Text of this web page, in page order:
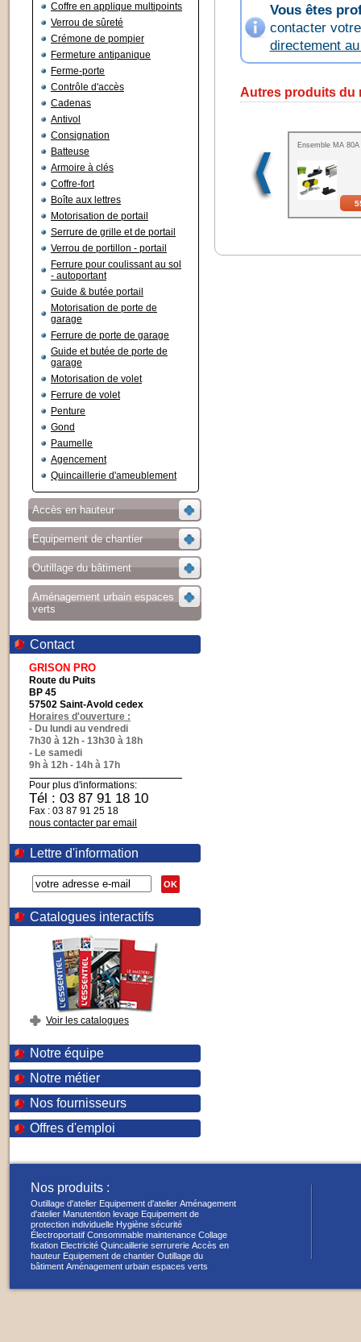
Coffre en applique multipoints
Verrou de sûreté
Crémone de pompier
Fermeture antipanique
Ferme-porte
Contrôle d'accès
Cadenas
Antivol
Consignation
Batteuse
Armoire à clés
Coffre-fort
Boîte aux lettres
Motorisation de portail
Serrure de grille et de portail
Verrou de portillon - portail
Ferrure pour coulissant au sol
- autoportant
Guide & butée portail
Motorisation de porte de
garage
Ferrure de porte de garage
Guide et butée de porte de
garage
Motorisation de volet
Ferrure de volet
Penture
Gond
Paumelle
Agencement
Quincaillerie d'ameublement
Accès en hauteur
Equipement de chantier
Outillage du bâtiment
Aménagement urbain espaces
verts
Contact
GRISON PRO
Route du Puits
BP 45
57502 Saint-Avold cedex
Horaires d'ouverture :
- Du lundi au vendredi
7h30 à 12h - 13h30 à 18h
- Le samedi
9h à 12h - 14h à 17h
Pour plus d'informations:
Tél : 03 87 91 18 10
Fax : 03 87 91 25 18
nous contacter par email
Lettre d'information
OK
Catalogues interactifs
Voir les catalogues
Notre équipe
Notre métier
Nos fournisseurs
Offres d'emploi
Vous êtes
contacter
directement
Autres produits du
Ensemble MA 80A
Nos produits :
Outillage d'atelier Equipement d'atelier Aménagement
d'atelier Manutention levage Equipement de
protection individuelle Hygiène sécurité
Électroportatif Consommable maintenance Collage
fixation Electricité Quincaillerie serrurerie Accès en
hauteur Equipement de chantier Outillage du
bâtiment Aménagement urbain espaces verts